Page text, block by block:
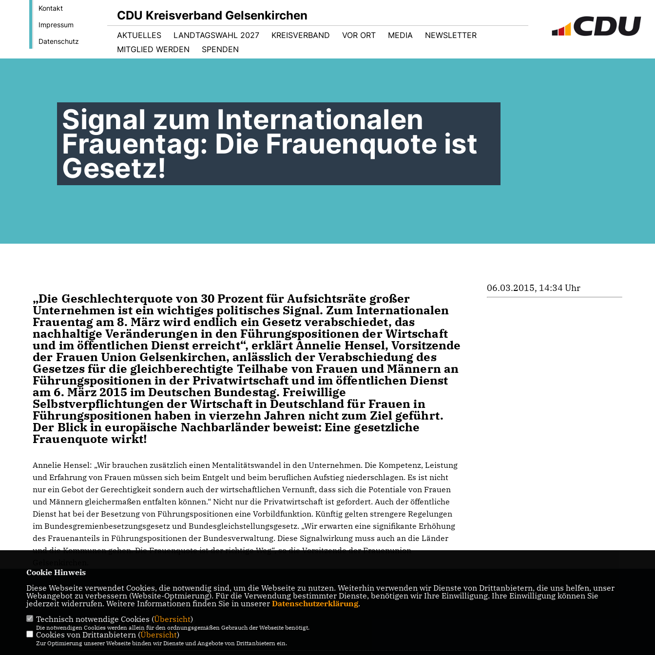
Kontakt
Impressum
Datenschutz
CDU Kreisverband Gelsenkirchen
AKTUELLES LANDTAGSWAHL 2027 KREISVERBAND VOR ORT MEDIA
NEWSLETTER
MITGLIED WERDEN
SPENDEN
Signal zum Internationalen
Frauentag: Die Frauenquote ist
Gesetz!
Die Geschlechterquote von 30 Prozent für Aufsichtsräte großer
Unternehmen ist ein wichtiges politisches Signal. Zum Internationalen
Frauentag am 8. März wird endlich ein Gesetz verabschiedet, das
nachhaltige Veränderungen in den Führungspositionen der Wirtschaft
und im öffentlichen Dienst erreicht“, erklärt Annelie Hensel, Vorsitzende
der Frauen Union Gelsenkirchen, anlässlich der Verabschiedung des
Gesetzes für die gleichberechtigte Teilhabe von Frauen und Männern an
Führungspositionen in der Privatwirtschaft und im öffentlichen Dienst
am 6. März 2015 im Deutschen Bundestag. Freiwillige
Selbstverpflichtungen der Wirtschaft in Deutschland für Frauen in
Führungspositionen haben in vierzehn Jahren nicht zum Ziel geführt.
Der Blick in europäische Nachbarländer beweist: Eine gesetzliche
Frauenquote wirkt!
Annelie Hensel: „Wir brauchen zusätzlich einen Mentalitätswandel in den Unternehmen. Die Kompetenz, Leistung
und Erfahrung von Frauen müssen sich beim Entgelt und beim beruflichen Aufstieg niederschlagen. Es ist nicht
nur ein Gebot der Gerechtigkeit sondern auch der wirtschaftlichen Vernunft, dass sich die Potentiale von Frauen
und Männern gleichermaßen entfalten können.“ Nicht nur die Privatwirtschaft ist gefordert. Auch der öffentliche
Dienst hat bei der Besetzung von Führungspositionen eine Vorbildfunktion. Künftig gelten strengere Regelungen
im Bundesgremienbesetzungsgesetz und Bundesgleichstellungsgesetz. „Wir erwarten eine signifikante Erhöhung
des Frauenanteils in Führungspositionen der Bundesverwaltung. Diese Signalwirkung muss auch an die Länder
und die Kommunen gehen. Die Frauenquote ist der richtige Weg“, so die Vorsitzende der Frauenunion
06.03.2015, 14:34 Uhr
Hier finden Sie Informationen über den CDU
Kreisverband Gelsenkirchen
IMPRESSUM
DATENSCHUTZ
KONTAKT
Cookie Hinweis
Diese Webseite verwendet Cookies, die notwendig sind, um die Webseite zu nutzen. Weiterhin verwenden wir Dienste von Drittanbietern, die uns helfen, unser
Webangebot zu verbessern (Website-Optmierung). Für die Verwendung bestimmter Dienste, benötigen wir Ihre Einwilligung. Ihre Einwilligung können Sie
jederzeit widerrufen. Weitere Informationen finden Sie in unserer Datenschutzerklärung.
Technisch notwendige Cookies (Übersicht)
Die notwendigen Cookies werden allein für den ordnungsgemäßen Gebrauch der Webseite benötigt.
Cookies von Drittanbietern (Übersicht)
Zur Optimierung unserer Webseite binden wir Dienste und Angebote von Drittanbietern ein.